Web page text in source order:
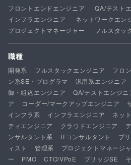
フロントエンドエンジニア
QA/テスト
インフラエンジニア
ネットワークエン
プロジェクトマネージャー
フルスタッ
職種
開発系 フルスタックエンジニア フロ
ン系SE・プログラマ
汎用系エンジニア
御・組込エンジニア
QA/テストエンジニ
ア
コーダー/マークアップエンジニア
インフラ系
インフラエンジニア ネッ
ティエンジニア
クラウドエンジニア
ンサルタント系
ITコンサルタント プ
ィスト
管理系 プロジェクトマネージ
ー
PMO CTO/VPoE ブリッジSE